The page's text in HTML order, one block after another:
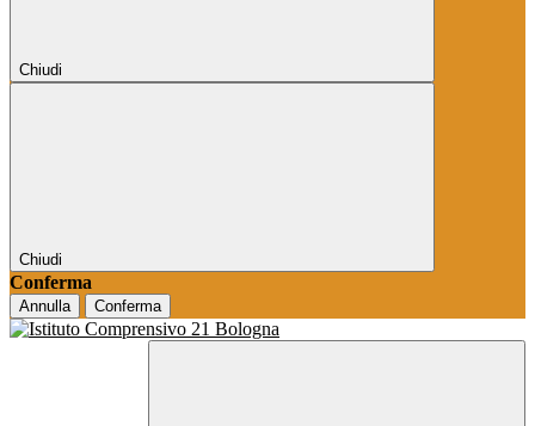
Chiudi
Chiudi
Conferma
Annulla Conferma